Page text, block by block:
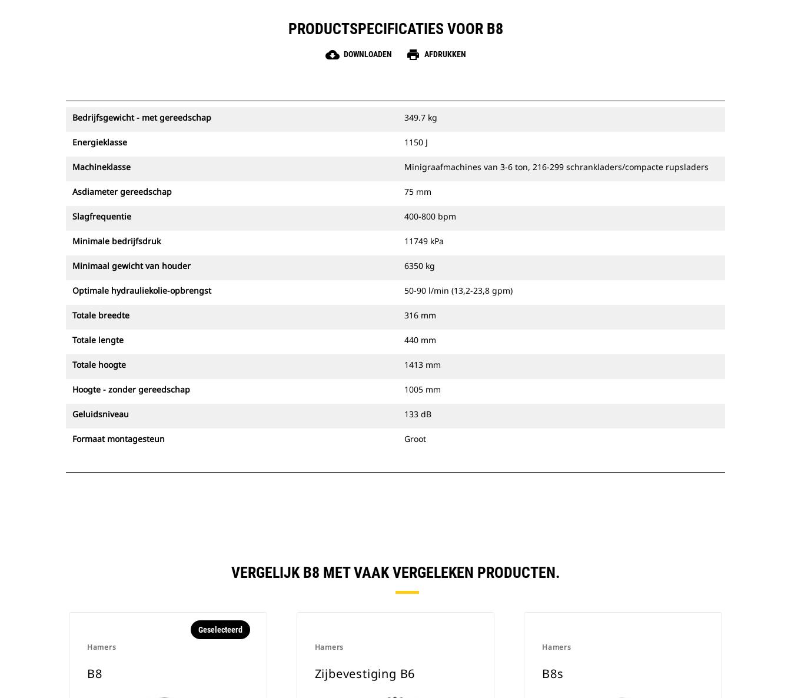
PRODUCTSPECIFICATIES VOOR B8
cloud_download DOWNLOADEN print AFDRUKKEN
Bedrijfsgewicht - met gereedschap 349.7 kg
Energieklasse 1150 J
Machineklasse Minigraafmachines van 3-6 ton, 216-299 schrankladers/compacte rupsladers
Asdiameter gereedschap 75 mm
Slagfrequentie 400-800 bpm
Minimale bedrijfsdruk 11749 kPa
Minimaal gewicht van houder 6350 kg
Optimale hydrauliekolie-opbrengst 50-90 l/min (13,2-23,8 gpm)
Totale breedte 316 mm
Totale lengte 440 mm
Totale hoogte 1413 mm
Hoogte - zonder gereedschap 1005 mm
Geluidsniveau 133 dB
Formaat montagesteun Groot
VERGELIJK B8 MET VAAK VERGELEKEN PRODUCTEN.
Hamers
Geselecteerd
B8
Hamers
Zijbevestiging B6
Hamers
B8s